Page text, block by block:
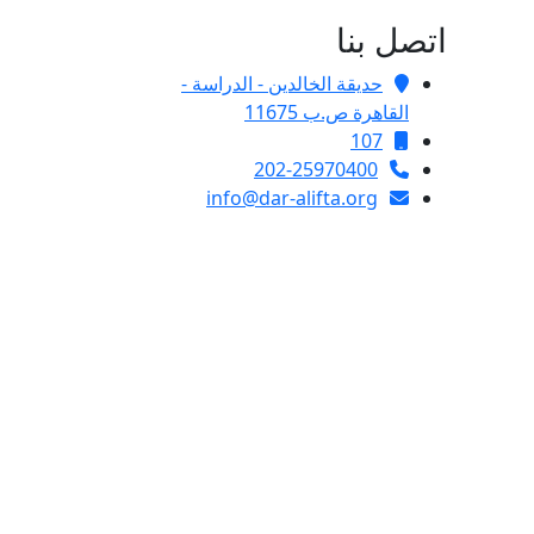
اتصل بنا
حديقة الخالدين - الدراسة -
القاهرة ص.ب 11675
107
202-25970400
info@dar-alifta.org